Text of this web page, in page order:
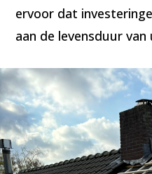
ervoor dat
aan de levensduur van